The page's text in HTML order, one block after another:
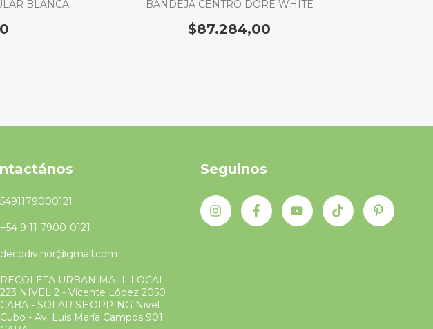
BLANCA BANDEJA CENTRO DORÉ WHITE
$87.284,00
5491179000121
+54 9 11 7900-0121
decodivinor@gmail.com
RECOLETA URBAN MALL LOCAL
223 NIVEL 2 - Vicente López 2050
CABA - SOLAR SHOPPING Nivel
Cubo - Av. Luis María Campos 901
Seguinos